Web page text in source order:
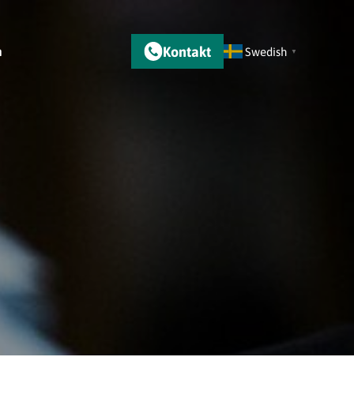
Kontakt Swedish ▼